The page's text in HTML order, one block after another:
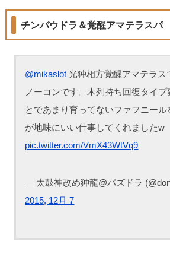
チンバウドラ＆覚醒アマテラスパ
@mikaslot 光狆相方覚醒アマテラス
ノーコンです。木列持ち回復タイプ
とであまり育ってないファフニール
が地味にいい仕事してくれましたw
pic.twitter.com/VmX43WtVq9
— 太鼓神改め狆龍@パズドラ
2015, 12月 7